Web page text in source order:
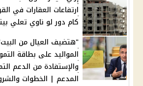
ارتفاعات العقارات في
كام دور لو ناوي تعلي
"هتضيف العيال من
والإستفادة من الدعم
المدعم | الخطوات